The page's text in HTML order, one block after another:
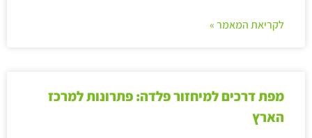
לקריאת המאמר »
מפת דרכים למיחזור פלדה: פתרונות למרכז
הארץ